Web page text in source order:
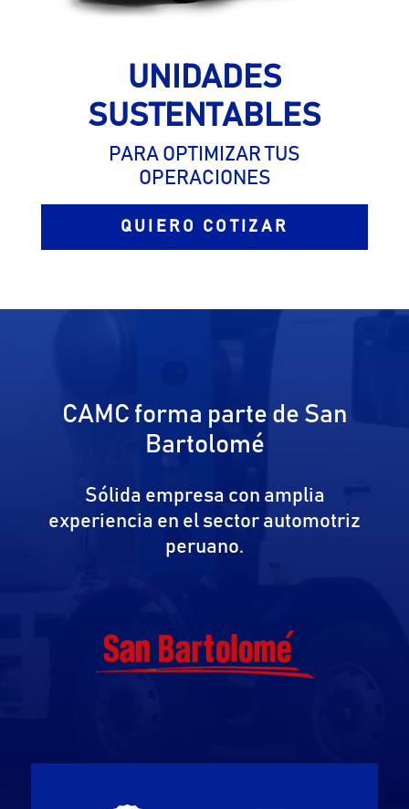
UNIDADES
SUSTENTABLES
PARA OPTIMIZAR TUS
OPERACIONES
QUIERO COTIZAR
CAMC forma parte de San
Bartolomé
Sólida empresa con amplia
experiencia en el sector automotriz
peruano.